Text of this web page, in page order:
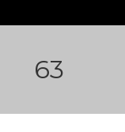
63